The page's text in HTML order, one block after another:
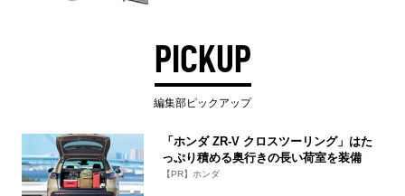
PICKUP
編集部ピックアップ
「ホンダ ZR-V クロスツーリング」はた
っぷり積める奥行きの長い荷室を装備
【PR】ホンダ